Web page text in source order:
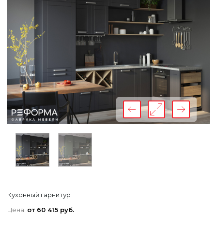
Кухонный гарнитур
Цена: от 60 415 руб.